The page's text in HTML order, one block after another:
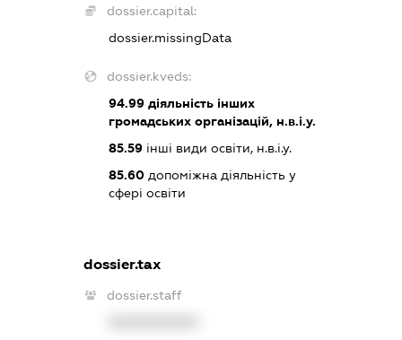
dossier.capital:
dossier.missingData
dossier.kveds:
94.99 діяльність інших
громадських організацій, н.в.і.у.
85.59 інші види освіти, н.в.і.у.
85.60 допоміжна діяльність у
сфері освіти
dossier.tax
dossier.staff